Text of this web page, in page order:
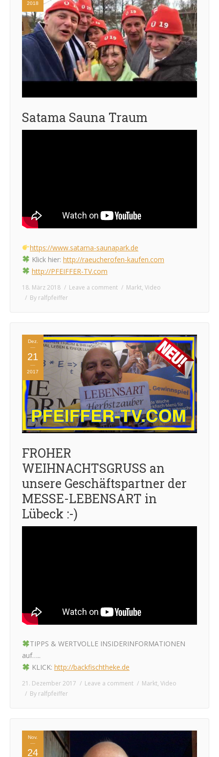
2018
Satama Sauna Traum
https://www.satama-saunapark.de
Klick hier: http://raeucherofen-kaufen.com
http://PFEIFFER-TV.com
18. März 2018 Leave a comment Markt, Video
By ralfpfeiffer
Dez.
21
2017
FROHER
WEIHNACHTSGRUSS an
unsere Geschäftspartner der
MESSE-LEBENSART in
Lübeck :-)
TIPPS & WERTVOLLE INSIDERINFORMATIONEN
auf…..
KLICK: http://backfischtheke.de
21. Dezember 2017 Leave a comment Markt, Video
By ralfpfeiffer
Nov.
24